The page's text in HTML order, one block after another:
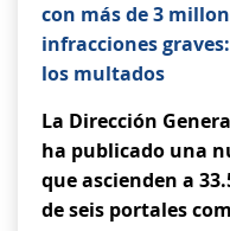
con más de 3
infracciones
los multados
La Dirección
ha publicado una
que ascienden a
de seis portales